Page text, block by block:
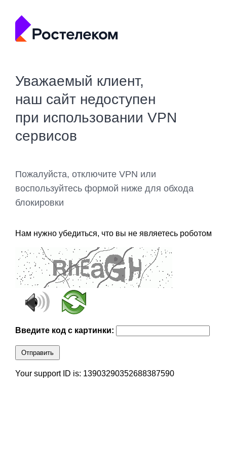
Уважаемый клиент,
наш сайт недоступен
при использовании VPN
сервисов
Пожалуйста, отключите VPN или
воспользуйтесь формой ниже для обхода
блокировки
Нам нужно убедиться, что вы не являетесь роботом
Введите код с картинки:
Отправить
Your support ID is: 13903290352688387590